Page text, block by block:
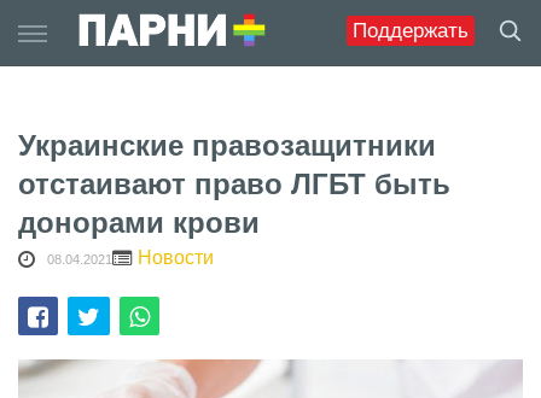
Поддержать
to
content
Украинские правозащитники
отстаивают право ЛГБТ быть
донорами крови
08.04.2021 Новости